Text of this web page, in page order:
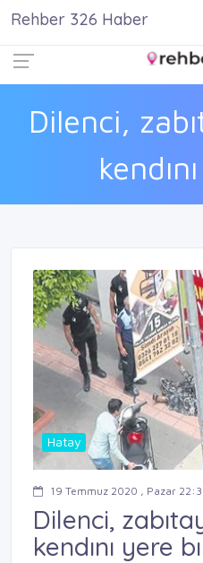
Dilenci,
Rehber 326 Haber
Hatay
19 Temmuz 2020 , Pazar
Dilenci,
kendını yere